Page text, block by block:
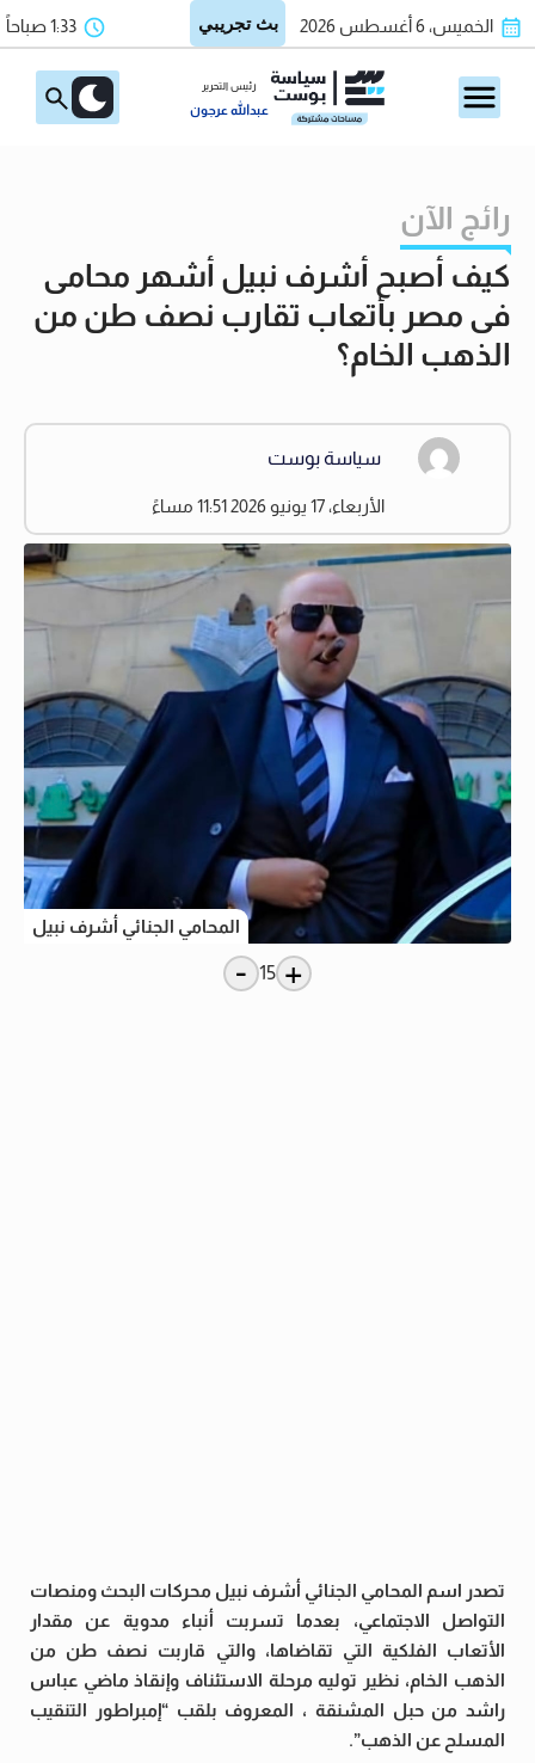
الخميس، 6 أغسطس 2026 1:33 صباحاً
رئيس التحرير
عبدالله عرجون
رائج الآن
كيف أصبح أشرف نبيل أشهر محامى
فى مصر بأتعاب تقارب نصف طن من
الذهب الخام؟
سياسة بوست
الأربعاء، 17 يونيو 2026 11:51 مساءً
المحامي الجنائي أشرف نبيل
+
15
-
تصدر اسم المحامي الجنائي أشرف نبيل محركات البحث ومنصات
التواصل الاجتماعي، بعدما تسربت أنباء مدوية عن مقدار
الأتعاب الفلكية التي تقاضاها، والتي قاربت نصف طن من
الذهب الخام، نظير توليه مرحلة الاستئناف وإنقاذ ماضي عباس
راشد من حبل المشنقة ، المعروف بلقب “إمبراطور التنقيب
المسلح عن الذهب”.